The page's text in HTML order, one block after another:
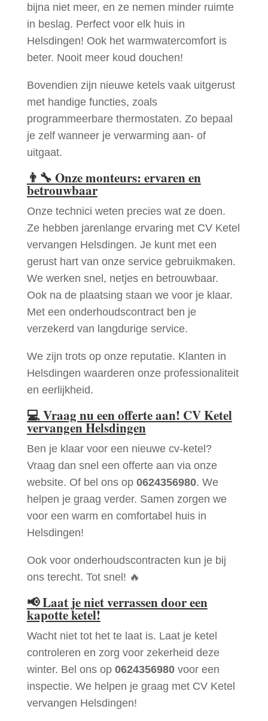
bijna niet meer, en ze nemen minder ruimte
in beslag. Perfect voor elk huis in
Helsdingen! Ook het warmwatercomfort is
beter. Nooit meer koud douchen!
Bovendien zijn nieuwe ketels vaak uitgerust
met handige functies, zoals
programmeerbare thermostaten. Zo bepaal
je zelf wanneer je verwarming aan- of
uitgaat.
👨‍🔧 Onze monteurs: ervaren en
betrouwbaar
Onze technici weten precies wat ze doen.
Ze hebben jarenlange ervaring met CV Ketel
vervangen Helsdingen. Je kunt met een
gerust hart van onze service gebruikmaken.
We werken snel, netjes en betrouwbaar.
Ook na de plaatsing staan we voor je klaar.
Met een onderhoudscontract ben je
verzekerd van langdurige service.
We zijn trots op onze reputatie. Klanten in
Helsdingen waarderen onze professionaliteit
en eerlijkheid.
💻Vraag nu een offerte aan! CV Ketel
vervangen Helsdingen
Ben je klaar voor een nieuwe cv-ketel?
Vraag dan snel een offerte aan via onze
website. Of bel ons op 0624356980. We
helpen je graag verder. Samen zorgen we
voor een warm en comfortabel huis in
Helsdingen!
Ook voor onderhoudscontracten kun je bij
ons terecht. Tot snel! 🔥
📢Laat je niet verrassen door een
kapotte ketel!
Wacht niet tot het te laat is. Laat je ketel
controleren en zorg voor zekerheid deze
winter. Bel ons op 0624356980voor een
inspectie. We helpen je graag met CV Ketel
vervangen Helsdingen!